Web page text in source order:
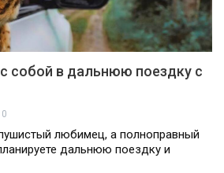
собой в дальнюю поездку с
0
любимец, а полноправный
дальнюю поездку и